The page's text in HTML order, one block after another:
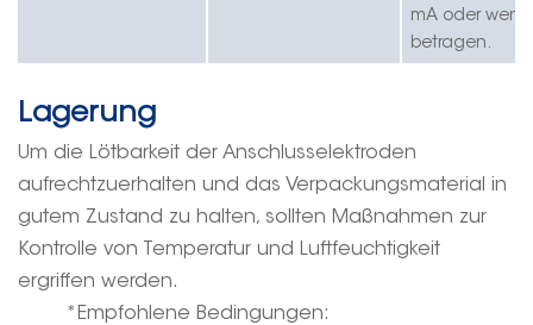
mA oder
betragen.
Lagerung
Um die Lötbarkeit der Anschlusselektroden
aufrechtzuerhalten und das Verpackungsmaterial in
gutem Zustand zu halten, sollten Maßnahmen zur
Kontrolle von Temperatur und Luftfeuchtigkeit
ergriffen werden.
*Empfohlene Bedingungen: